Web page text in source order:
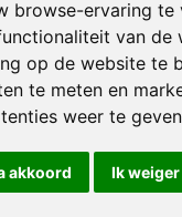
browse-ervaring te
van de
op de website te
te meten en
weer te
akkoord Ik weiger